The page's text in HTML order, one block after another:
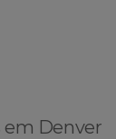
Denver